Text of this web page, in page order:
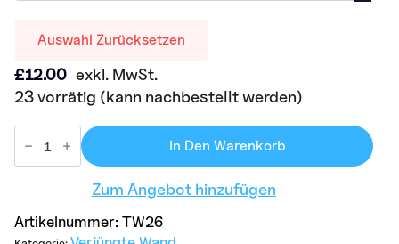
Auswahl Zurücksetzen
£12.00 exkl. MwSt.
23 vorrätig (kann nachbestellt werden)
In Den Warenkorb
Zum Angebot hinzufügen
Artikelnummer: TW26